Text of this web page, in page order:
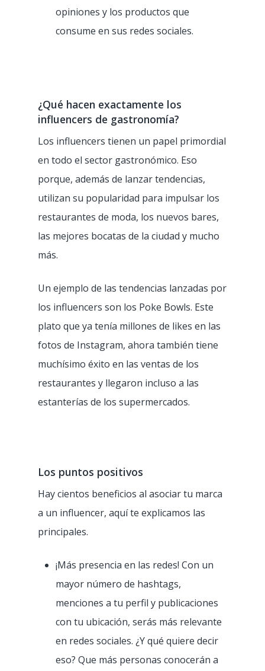
opiniones y los productos que
consume en sus redes sociales.
¿Qué hacen exactamente los
influencers de gastronomía?
Los influencers tienen un papel primordial
en todo el sector gastronómico. Eso
porque, además de lanzar tendencias,
utilizan su popularidad para impulsar los
restaurantes de moda, los nuevos bares,
las mejores bocatas de la ciudad y mucho
más.
Un ejemplo de las tendencias lanzadas por
los influencers son los Poke Bowls. Este
plato que ya tenía millones de likes en las
fotos de Instagram, ahora también tiene
muchísimo éxito en las ventas de los
restaurantes y llegaron incluso a las
estanterías de los supermercados.
Los puntos positivos
Hay cientos beneficios al asociar tu marca
a un influencer, aquí te explicamos las
principales.
¡Más presencia en las redes! Con un
mayor número de hashtags,
menciones a tu perfil y publicaciones
con tu ubicación, serás más relevante
en redes sociales. ¿Y qué quiere decir
eso? Que más personas conocerán a